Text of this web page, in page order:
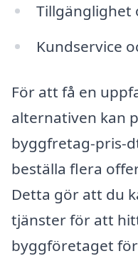
Tillgänglighet
Kundservice
För att få en
alternativen kan
byggfretag-pris-
beställa flera
Detta gör att du
tjänster för att
byggföretaget